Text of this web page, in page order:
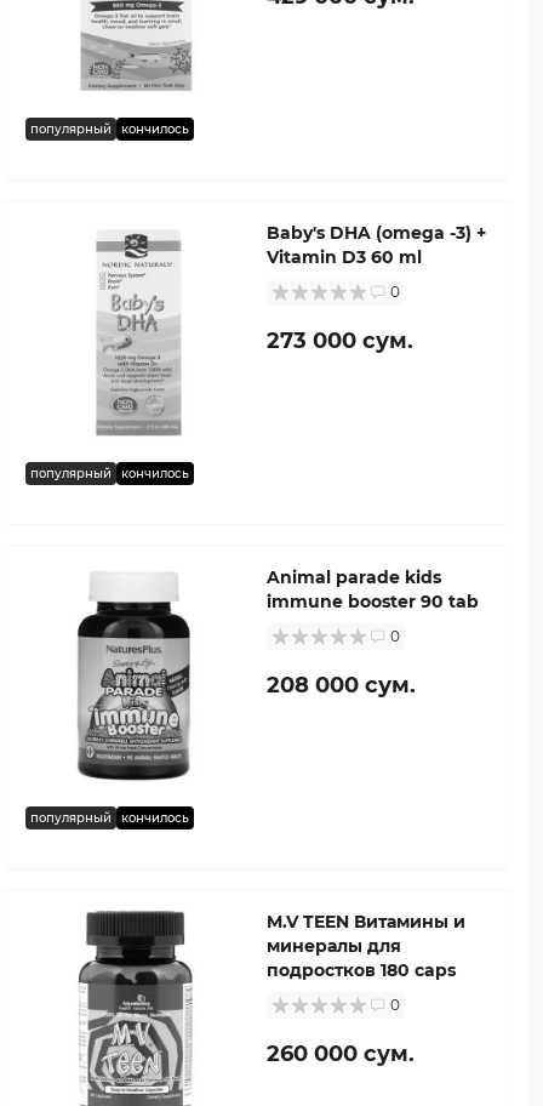
популярный кончилось
популярный кончилось
Baby's DHA (omega -3) +
Vitamin D3 60 ml
0
273 000 сум.
популярный кончилось
Animal parade kids
immune booster 90 tab
0
208 000 сум.
M.V TEEN Витамины и
минералы для
подростков 180 caps
0
260 000 сум.